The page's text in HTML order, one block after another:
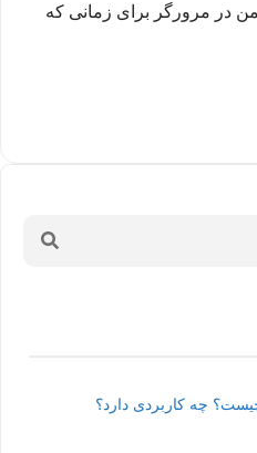
در مرورگر برای زمانی که
چیست؟ چه کاربردی دارد؟